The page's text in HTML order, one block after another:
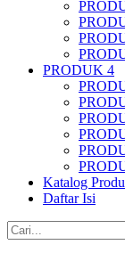
PRODUK 4
Katalog
Daftar Isi